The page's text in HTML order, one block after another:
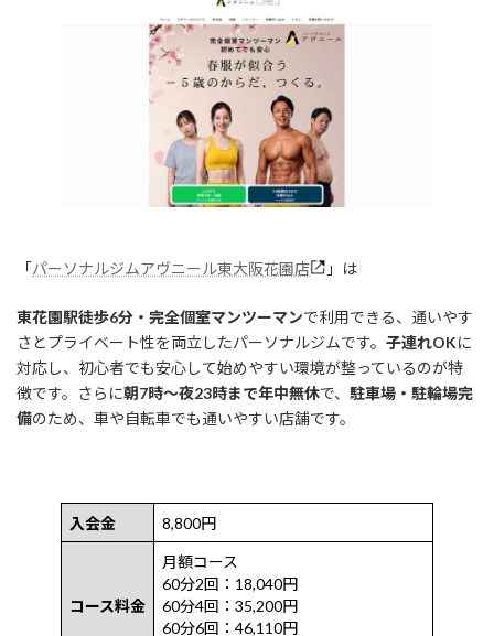
「パーソナルジムアヴニール東大阪花園店 」は
東花園駅徒歩6分・完全個室マンツーマンで利用できる、通いやす
さとプライベート性を両立したパーソナルジムです。 子連れOKに
対応し、初心者でも安心して始めやすい環境が整っているのが特
徴です。さらに朝7時〜夜23時まで年中無休で、 駐車場・駐輪場完
備のため、車や自転車でも通いやすい店舗です。
入会金 8,800円
コース料金
月額コース
60分2回：18,040円
60分4回：35,200円
60分6回：46,110円